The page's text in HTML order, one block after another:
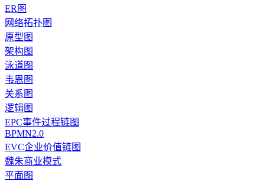
ER图
网络拓扑图
原型图
架构图
泳道图
韦恩图
关系图
逻辑图
EPC事件过程链图
BPMN2.0
EVC企业价值链图
魏朱商业模式
平面图